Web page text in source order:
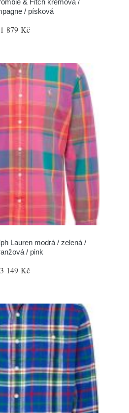
& Fitch krémová /
/ písková
1 879 Kč
Lauren modrá / zelená /
/ pink
3 149 Kč